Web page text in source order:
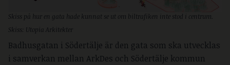
Skiss på hur en gata hade kunnat se ut om biltrafiken inte stod i centrum.
Skiss: Utopia Arkitekter
Badhusgatan i Södertälje är den gata som ska utvecklas
i samverkan mellan ArkDes och Södertälje kommun